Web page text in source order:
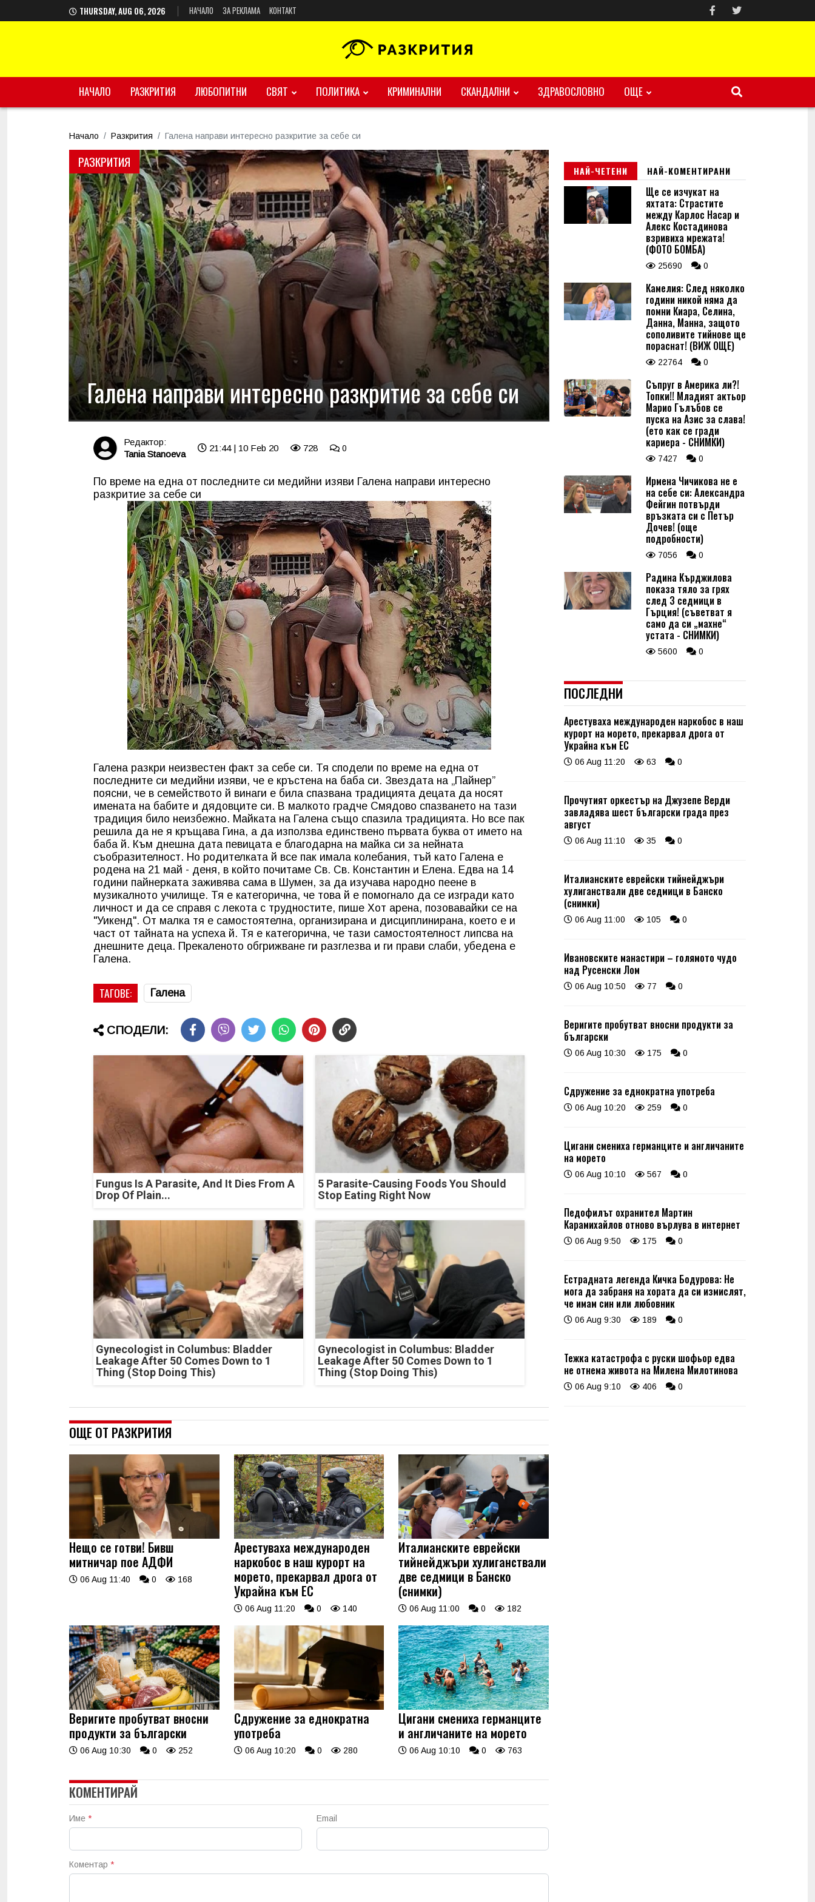
THURSDAY, AUG 06, 2026 НАЧАЛО ЗА РЕКЛАМА КОНТАКТ
НАЧАЛО РАЗКРИТИЯ ЛЮБОПИТНИ СВЯТ ПОЛИТИКА КРИМИНАЛНИ СКАНДАЛНИ ЗДРАВОСЛОВНО ОЩЕ
Начало Разкрития Галена направи интересно разкритие за себе си
РАЗКРИТИЯ
Галена направи интересно разкритие за себе си
Редактор:
Tania Stanoeva
21:44 | 10 Feb 20 728 0
По време на една от последните си медийни изяви Галена направи интересно
разкритие за себе си
Галена разкри неизвестен факт за себе си. Тя сподели по време на една от
последните си медийни изяви, че е кръстена на баба си. Звездата на „Пайнер”
поясни, че в семейството й винаги е била спазвана традицията децата да носят
имената на бабите и дядовците си. В малкото градче Смядово спазването на тази
традиция било неизбежно. Майката на Галена също спазила традицията. Но все пак
решила да не я кръщава Гина, а да използва единствено първата буква от името на
баба й. Към днешна дата певицата е благодарна на майка си за нейната
съобразителност. Но родителката й все пак имала колебания, тъй като Галена е
родена на 21 май - деня, в който почитаме Св. Св. Константин и Елена. Едва на 14
години пайнерката заживява сама в Шумен, за да изучава народно пеене в
музикалното училище. Тя е категорична, че това й е помогнало да се изгради като
личност и да се справя с лекота с трудностите, пише Хот арена, позовавайки се на
"Уикенд". От малка тя е самостоятелна, организирана и дисциплинирана, което е и
част от тайната на успеха й. Тя е категорична, че тази самостоятелност липсва на
днешните деца. Прекаленото обгрижване ги разглезва и ги прави слаби, убедена е
Галена.
ТАГОВЕ: Галена
СПОДЕЛИ:
Fungus Is A Parasite, And It Dies From A
Drop Of Plain...
5 Parasite-Causing Foods You Should
Stop Eating Right Now
Gynecologist in Columbus: Bladder
Leakage After 50 Comes Down to 1
Thing (Stop Doing This)
Gynecologist in Columbus: Bladder
Leakage After 50 Comes Down to 1
Thing (Stop Doing This)
ОЩЕ ОТ РАЗКРИТИЯ
Нещо се готви! Бивш
митничар пое АДФИ
06 Aug 11:40 0 168
Арестуваха международен
наркобос в наш курорт на
морето, прекарвал дрога от
Украйна към ЕС
06 Aug 11:20 0 140
Италианските еврейски
тийнейджъри хулиганствали
две седмици в Банско
(снимки)
06 Aug 11:00 0 182
Веригите пробутват вносни
продукти за български
06 Aug 10:30 0 252
Сдружение за еднократна
употреба
06 Aug 10:20 0 280
Цигани смениха германците
и англичаните на морето
06 Aug 10:10 0 763
КОМЕНТИРАЙ
Име * Email
Коментар *
НАЙ-ЧЕТЕНИ НАЙ-КОМЕНТИРАНИ
Ще се изчукат на
яхтата: Страстите
между Карлос Насар и
Алекс Костадинова
взривиха мрежата!
(ФОТО БОМБА)
25690 0
Камелия: След няколко
години никой няма да
помни Киара, Селина,
Данна, Манна, защото
сополивите тийнове ще
пораснат! (ВИЖ ОЩЕ)
22764 0
Съпруг в Америка ли?!
Топки!! Младият актьор
Марио Гълъбов се
пуска на Азис за слава!
(ето как се гради
кариера - СНИМКИ)
7427 0
Ирмена Чичикова не е
на себе си: Александра
Фейгин потвърди
връзката си с Петър
Дочев! (още
подробности)
7056 0
Радина Кърджилова
показа тяло за грях
след 3 седмици в
Гърция! (съветват я
само да си „махне“
устата - СНИМКИ)
5600 0
ПОСЛЕДНИ
Арестуваха международен наркобос в наш
курорт на морето, прекарвал дрога от
Украйна към ЕС
06 Aug 11:20 63 0
Прочутият оркестър на Джузепе Верди
завладява шест български града през
август
06 Aug 11:10 35 0
Италианските еврейски тийнейджъри
хулиганствали две седмици в Банско
(снимки)
06 Aug 11:00 105 0
Ивановските манастири – голямото чудо
над Русенски Лом
06 Aug 10:50 77 0
Веригите пробутват вносни продукти за
български
06 Aug 10:30 175 0
Сдружение за еднократна употреба
06 Aug 10:20 259 0
Цигани смениха германците и англичаните
на морето
06 Aug 10:10 567 0
Педофилът охранител Мартин
Карамихайлов отново върлува в интернет
06 Aug 9:50 175 0
Естрадната легенда Кичка Бодурова: Не
мога да забраня на хората да си измислят,
че имам син или любовник
06 Aug 9:30 189 0
Тежка катастрофа с руски шофьор едва
не отнема живота на Милена Милотинова
06 Aug 9:10 406 0